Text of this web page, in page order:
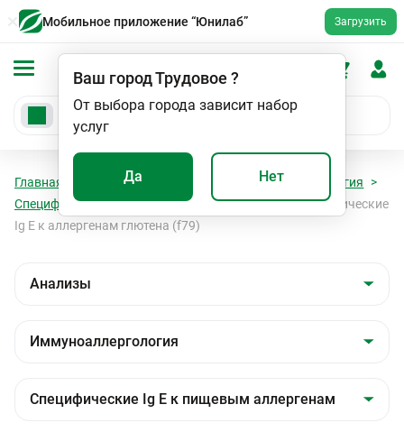
Мобильное приложение “Юнилаб” Загрузить
Ваш городТрудовое ?
От выбора города зависит набор
услуг
Да Нет
Главная Анализы
Иммуноаллергология
Специфические Ig E к пищевым аллергенам
Специфические
Ig E к аллергенам глютена (f79)